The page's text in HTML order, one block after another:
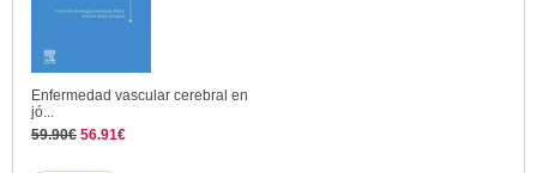
Enfermedad vascular cerebral en
jó...
59.90€ 56.91€